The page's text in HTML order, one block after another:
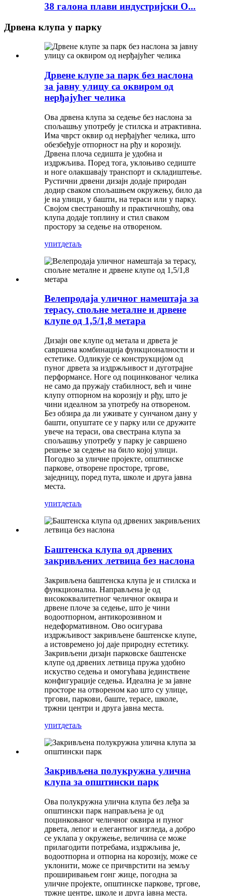
38 галона плави индустријски О...
Дрвена клупа у парку
Дрвене клупе за парк без наслона
за јавну улицу са оквиром од
нерђајућег челика
Ова дрвена клупа за седење без наслона за
спољашњу употребу је стилска и атрактивна.
Има чврст оквир од нерђајућег челика, што
обезбеђује отпорност на рђу и корозију.
Дрвена плоча седишта је удобна и
издржљива. Поред тога, уклоњиво седиште
и ноге олакшавају транспорт и складиштење.
Рустични дрвени дизајн додаје природан
додир сваком спољашњем окружењу, било да
је на улици, у башти, на тераси или у парку.
Својом свестраношћу и практичношћу, ова
клупа додаје топлину и стил сваком
простору за седење на отвореном.
упитдетаљ
Велепродаја уличног намештаја за
терасу, спољне металне и дрвене
клупе од 1,5/1,8 метара
Дизајн ове клупе од метала и дрвета је
савршена комбинација функционалности и
естетике. Одликује се конструкцијом од
пуног дрвета за издржљивост и дуготрајне
перформансе. Ноге од поцинкованог челика
не само да пружају стабилност, већ и чине
клупу отпорном на корозију и рђу, што је
чини идеалном за употребу на отвореном.
Без обзира да ли уживате у сунчаном дану у
башти, опуштате се у парку или се дружите
увече на тераси, ова свестрана клупа за
спољашњу употребу у парку је савршено
решење за седење на било којој улици.
Погодно за уличне пројекте, општинске
паркове, отворене просторе, тргове,
заједницу, поред пута, школе и друга јавна
места.
упитдетаљ
Баштенска клупа од дрвених
закривљених летвица без наслона
Закривљена баштенска клупа је и стилска и
функционална. Направљена је од
висококвалитетног челичног оквира и
дрвене плоче за седење, што је чини
водоотпорном, антикорозивном и
недеформативном. Ово осигурава
издржљивост закривљене баштенске клупе,
а истовремено јој даје природну естетику.
Закривљени дизајн парковске баштенске
клупе од дрвених летвица пружа удобно
искуство седења и омогућава јединствене
конфигурације седења. Идеална је за јавне
просторе на отвореном као што су улице,
тргови, паркови, баште, терасе, школе,
тржни центри и друга јавна места.
упитдетаљ
Закривљена полукружна улична
клупа за општински парк
Ова полукружна улична клупа без леђа за
општински парк направљена је од
поцинкованог челичног оквира и пуног
дрвета, лепог и елегантног изгледа, а добро
се уклапа у окружење, величина се може
прилагодити потребама, издржљива је,
водоотпорна и отпорна на корозију, може се
уклонити, може се причврстити на земљу
проширивањем гонг жице, погодна за
уличне пројекте, општинске паркове, тргове,
тржне центре, школе и друга јавна места.